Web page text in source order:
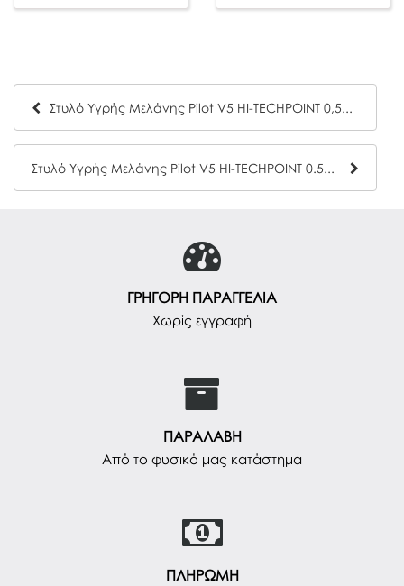
Στυλό Υγρής Μελάνης Pilot V5 HI-TECHPOINT 0,5mm Red
Στυλό Υγρής Μελάνης Pilot V5 HI-TECHPOINT 0.5mm Black
ΓΡΗΓΟΡΗ ΠΑΡΑΓΓΕΛΙΑ
Χωρίς εγγραφή
ΠΑΡΑΛΑΒΗ
Από το φυσικό μας κατάστημα
ΠΛΗΡΩΜΗ